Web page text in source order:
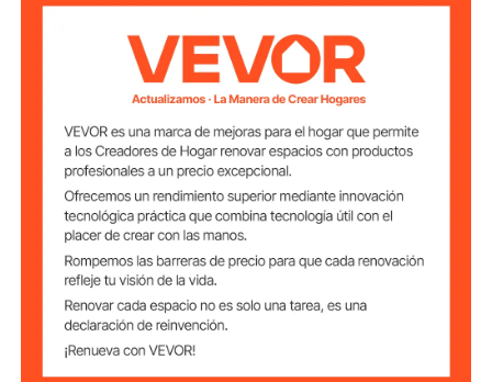
Peso neto 4,2 libras/1,9 kg
9,3 x 6,3 x 2,2
pulgadas/235 x 160 x 55
mm